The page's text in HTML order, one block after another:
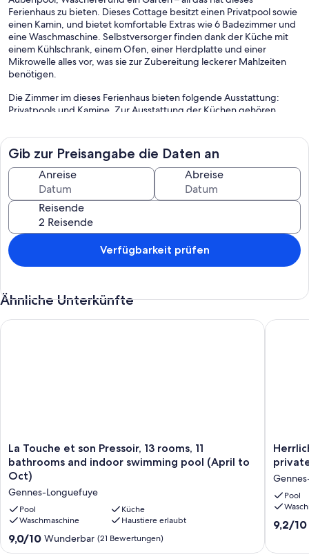
Ferienhaus zu bieten. Dieses Cottage besitzt einen Privatpool sowie
einen Kamin, und bietet komfortable Extras wie 6 Badezimmer und
eine Waschmaschine. Selbstversorger finden dank der Küche mit
einem Kühlschrank, einem Ofen, einer Herdplatte und einer
Mikrowelle alles vor, was sie zur Zubereitung leckerer Mahlzeiten
benötigen.
Die Zimmer im dieses Ferienhaus bieten folgende Ausstattung:
Privatpools und Kamine. Zur Ausstattung der Küchen gehören
Zur Badausstattung gehört Folgendes: Duschen. Dieses Ferienhaus
in Les Hauts-d'Anjou bietet dir einen kostenlosen WLAN-Zugang.
Alle Zimmer verfügen außerdem über Wasserkocher mit
Kaffee-/Teezubehör und Bügeleisen/Bügelbretter.
Dieses Ferienhaus verfügt über folgendes Angebot: Außenpool.
Gib zur Preisangabe die Daten an
Anreise Abreise
Reisende
Verfügbarkeit prüfen
Ähnliche Unterkünfte
La
Touche
et
Pressoir,
13
rooms,
11
bathrooms
La Touche et son Pressoir, 13 rooms, 11
bathrooms and indoor swimming pool (April to
Oct)
Gennes-Longuefuye
Pool
Küche
Waschmaschine
Haustiere erlaubt
9.0
von
9,0/10 Wunderbar (21 Bewertungen)
La Touche et son Pressoir, 13 rooms, 11 bathrooms and
privaten
Pool
Pool
9.2
9,2/10